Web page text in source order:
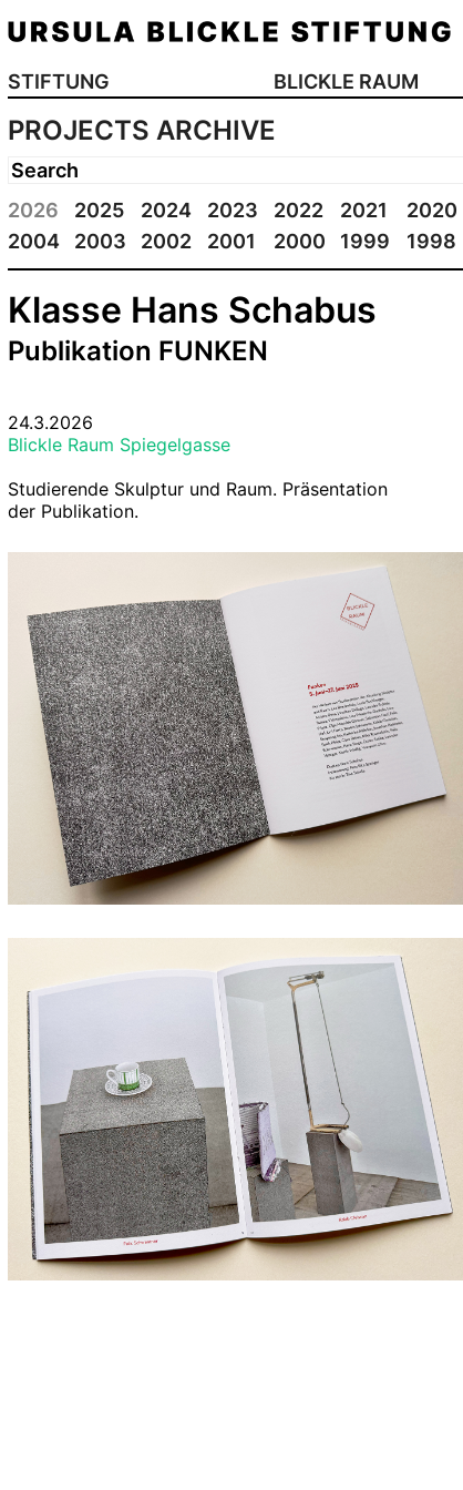
STIFTUNG BLICKLE RAUM
PROJECTS ARCHIVE
2026
2025 2024 2023 2022 2021 2020
2004
2003 2002 2001 2000 1999 1998
Klasse Hans Schabus
Publikation FUNKEN
24.3.2026
Blickle Raum Spiegelgasse
Studierende Skulptur und Raum. Präsentation
der Publikation.